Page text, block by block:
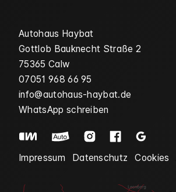
Autohaus Haybat
Gottlob Bauknecht Straße 2
75365 Calw
07051 968 66 95
info@autohaus-haybat.de
WhatsApp schreiben
Impressum Datenschutz Cookies